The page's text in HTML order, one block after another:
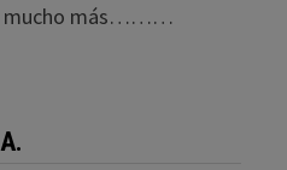
mucho más………